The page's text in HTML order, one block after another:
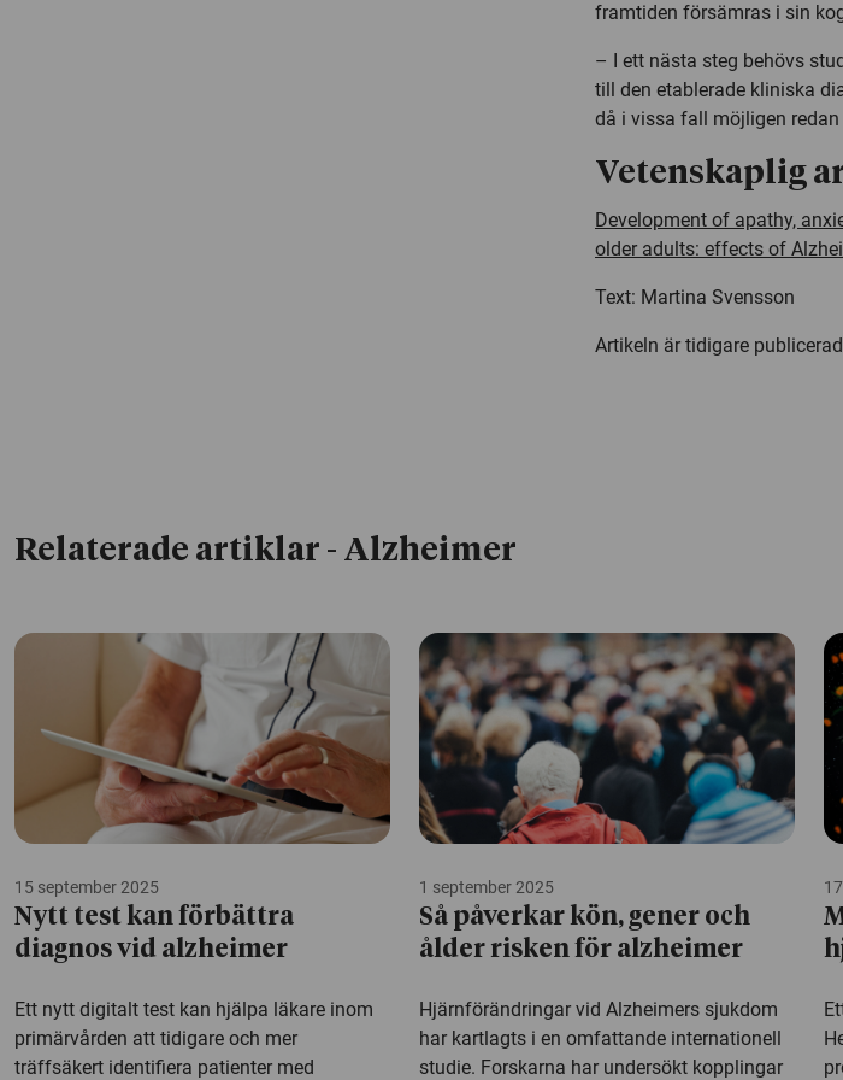
framtiden försämras i sin
– I ett nästa steg behövs
till den etablerade kliniska
då i vissa fall möjligen
Vetenskaplig
Development of apathy,
older adults: effects of
Text: Martina Svensson
Artikeln är tidigare
Relaterade artiklar - Alzheimer
15 september 2025
Nytt test kan förbättra
diagnos vid alzheimer
Ett nytt digitalt test kan hjälpa läkare inom
primärvården att tidigare och mer
träffsäkert identifiera patienter med
1 september 2025
Så påverkar kön, gener och
ålder risken för alzheimer
Hjärnförändringar vid Alzheimers sjukdom
har kartlagts i en omfattande internationell
studie. Forskarna har undersökt kopplingar